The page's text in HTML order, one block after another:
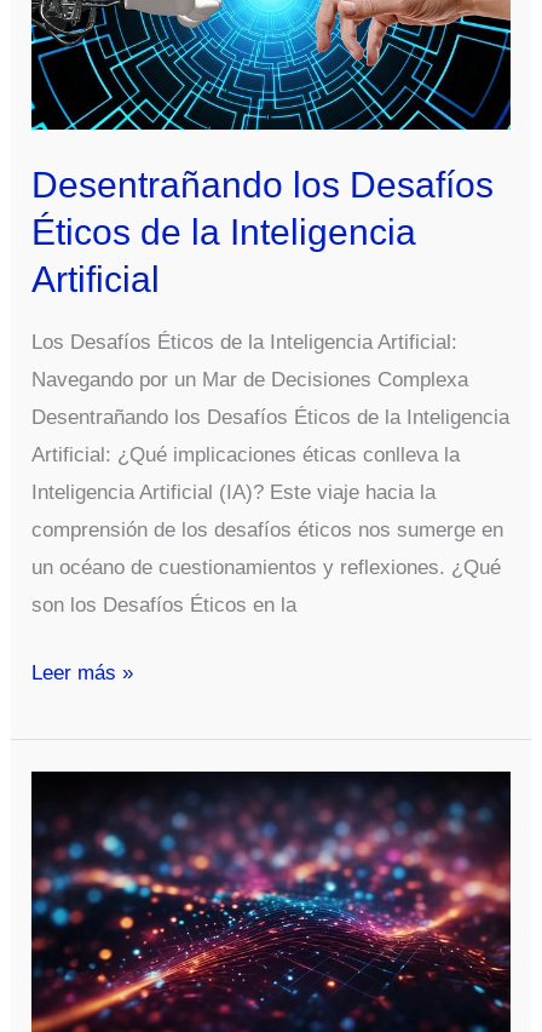
la
industria
Desentrañando los Desafíos
Éticos de la Inteligencia
Artificial
Los Desafíos Éticos de la Inteligencia Artificial:
Navegando por un Mar de Decisiones Complexa
Desentrañando los Desafíos Éticos de la Inteligencia
Artificial: ¿Qué implicaciones éticas conlleva la
Inteligencia Artificial (IA)? Este viaje hacia la
comprensión de los desafíos éticos nos sumerge en
un océano de cuestionamientos y reflexiones. ¿Qué
son los Desafíos Éticos en la
Desentrañando
Desafíos
de
la
Inteligencia
Artificial
Leer más »